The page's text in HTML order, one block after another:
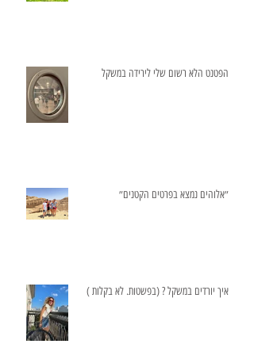
הפטנט הלא רשום שלי לירידה במשקל
״אלוהים נמצא בפרטים הקטנים״
איך יורדים במשקל ? (בפשטות. לא בקלות )